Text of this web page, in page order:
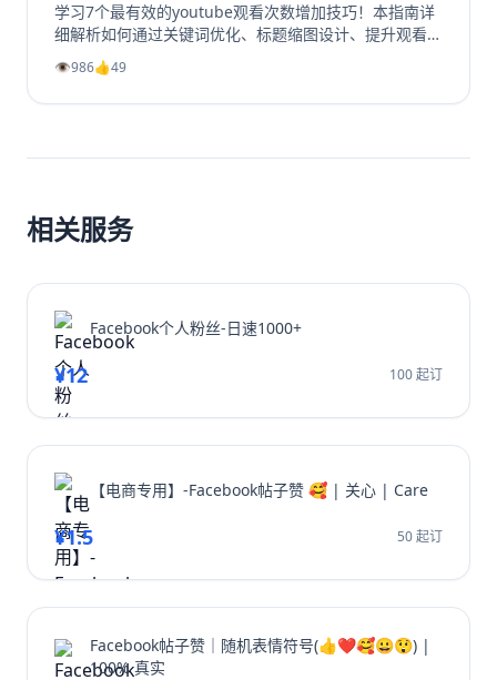
学习7个最有效的youtube观看次数增加技巧！本指南详
细解析如何通过关键词优化、标题缩图设计、提升观看时
长、利用Shorts引流及社群运营等策略，系统性地提升
你的YouTube视频播放量、YouTube订阅和YouTube观
看时长。无论新手或老手，都能通过这些实战方法让频道
👁️986👍49
相关服务
Facebook个人粉丝-日速1000+
¥12 100 起订
【电商专用】-Facebook帖子赞 🥰 | 关心 | Care
¥1.5 50 起订
Facebook帖子赞｜随机表情符号(👍❤️🥰😀😲) |
100% 真实